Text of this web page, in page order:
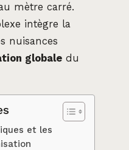
mètre carré.
intègre la
nuisances
globale du
et les